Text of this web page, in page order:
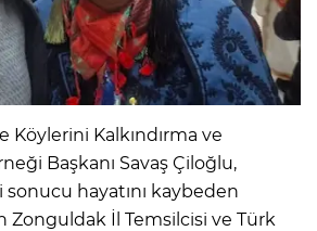
Köylerini Kalkındırma ve
Başkanı Savaş Çiloğlu,
hayatını kaybeden
Zonguldak İl Temsilcisi ve Türk